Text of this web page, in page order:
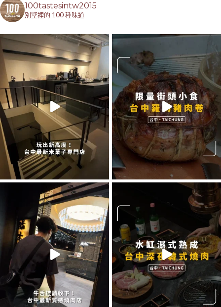
100tastesintw2015
別墅裡的 100 種味道